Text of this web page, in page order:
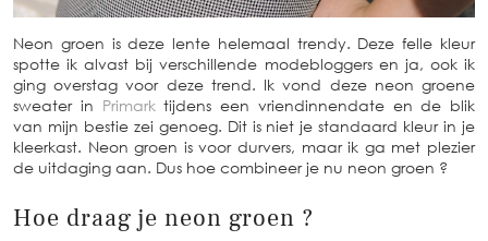
Neon groen is deze lente helemaal trendy. Deze felle kleur
spotte ik alvast bij verschillende modebloggers en ja, ook ik
ging overstag voor deze trend. Ik vond deze neon groene
sweater in Primarktijdens een vriendinnendate en de blik
van mijn bestie zei genoeg. Dit is niet je standaard kleur in je
kleerkast. Neon groen is voor durvers, maar ik ga met plezier
de uitdaging aan. Dus hoe combineer je nu neon groen ?
Hoe draag je neon groen ?